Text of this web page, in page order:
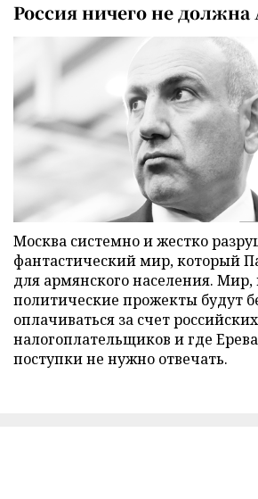
Россия ничего не
Москва системно и жестко
фантастический мир, который
для армянского населения. Мир,
политические прожекты будут
оплачиваться за счет российских
налогоплательщиков и где
поступки не нужно отвечать.